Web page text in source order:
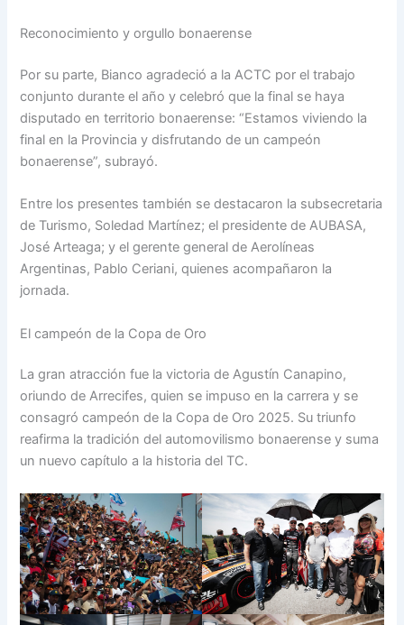
Reconocimiento y orgullo bonaerense
Por su parte, Bianco agradeció a la ACTC por el trabajo
conjunto durante el año y celebró que la final se haya
disputado en territorio bonaerense: “Estamos viviendo la
final en la Provincia y disfrutando de un campeón
bonaerense”, subrayó.
Entre los presentes también se destacaron la subsecretaria
de Turismo, Soledad Martínez; el presidente de AUBASA,
José Arteaga; y el gerente general de Aerolíneas
Argentinas, Pablo Ceriani, quienes acompañaron la
jornada.
El campeón de la Copa de Oro
La gran atracción fue la victoria de Agustín Canapino,
oriundo de Arrecifes, quien se impuso en la carrera y se
consagró campeón de la Copa de Oro 2025. Su triunfo
reafirma la tradición del automovilismo bonaerense y suma
un nuevo capítulo a la historia del TC.